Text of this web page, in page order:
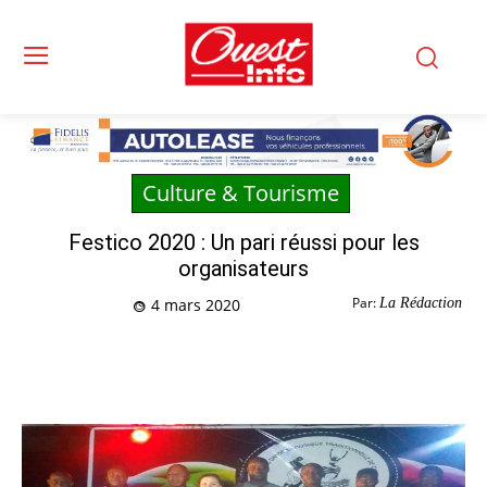
Culture & Tourisme
Festico 2020 : Un pari réussi pour les
organisateurs
Par: La Rédaction
4 mars 2020